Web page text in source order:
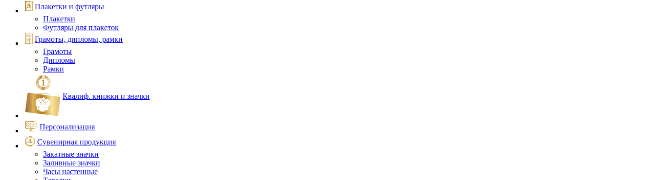
Плакетки и футляры
Плакетки
Футляры для плакеток
Грамоты, дипломы, рамки
Грамоты
Дипломы
Рамки
Квалиф. книжки и значки
Персонализация
Сувенирная продукция
Закатные значки
Заливные значки
Часы настенные